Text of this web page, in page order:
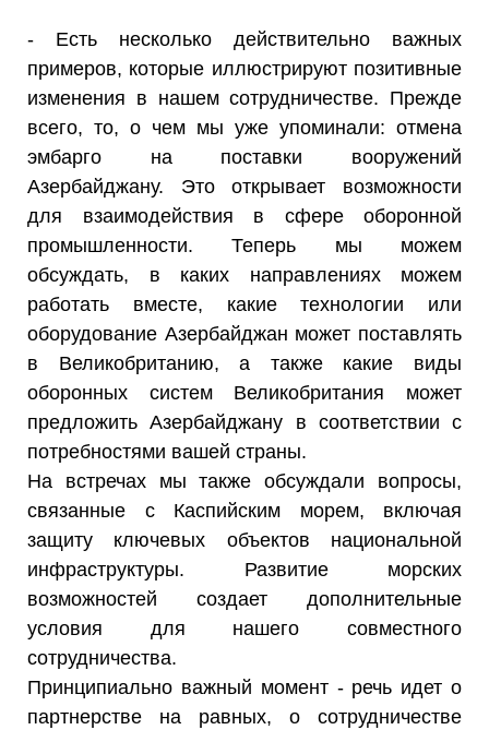
- Есть несколько действительно важных
примеров, которые иллюстрируют позитивные
изменения в нашем сотрудничестве. Прежде
всего, то, о чем мы уже упоминали: отмена
эмбарго на поставки вооружений
Азербайджану. Это открывает возможности
для взаимодействия в сфере оборонной
промышленности. Теперь мы можем
обсуждать, в каких направлениях можем
работать вместе, какие технологии или
оборудование Азербайджан может поставлять
в Великобританию, а также какие виды
оборонных систем Великобритания может
предложить Азербайджану в соответствии с
потребностями вашей страны.
На встречах мы также обсуждали вопросы,
связанные с Каспийским морем, включая
защиту ключевых объектов национальной
инфраструктуры. Развитие морских
возможностей создает дополнительные
условия для нашего совместного
сотрудничества.
Принципиально важный момент - речь идет о
партнерстве на равных, о сотрудничестве